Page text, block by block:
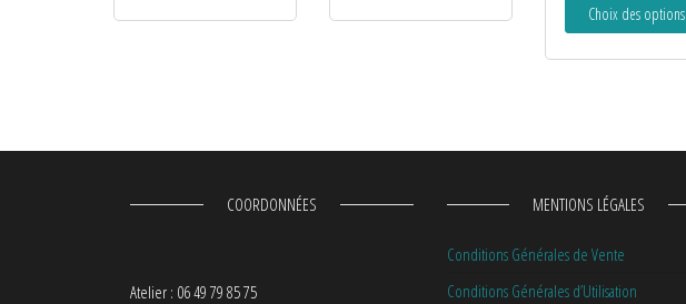
Choix des options
COORDONNÉES
Atelier : 06 49 79 85 75
MENTIONS LÉGALES
Conditions Générales de Vente
Conditions Générales d’Utilisation